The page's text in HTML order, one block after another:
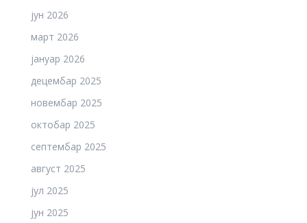
јун 2026
март 2026
јануар 2026
децембар 2025
новембар 2025
октобар 2025
септембар 2025
август 2025
јул 2025
јун 2025